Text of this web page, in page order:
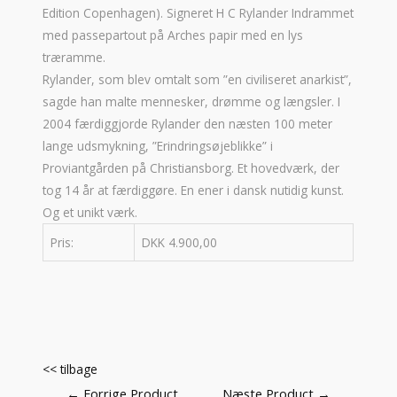
Edition Copenhagen). Signeret H C Rylander Indrammet
med passepartout på Arches papir med en lys
træramme.
Rylander, som blev omtalt som ”en civiliseret anarkist”,
sagde han malte mennesker, drømme og længsler. I
2004 færdiggjorde Rylander den næsten 100 meter
lange udsmykning, ”Erindringsøjeblikke” i
Proviantgården på Christiansborg. Et hovedværk, der
tog 14 år at færdiggøre. En ener i dansk nutidig kunst.
Og et unikt værk.
Pris:
DKK 4.900,00
<< tilbage
Indlægsnavigation